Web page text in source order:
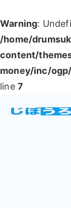
Warning:
/home/
content/
money/inc/
line 7